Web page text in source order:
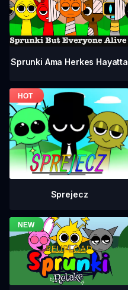
Sprunki Ama Herkes Hayatta
Sprejecz